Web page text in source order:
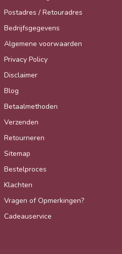
Postadres / Retouradres
Bedrijfsgegevens
Algemene voorwaarden
Privacy Policy
Disclaimer
Blog
Betaalmethoden
Verzenden
Retourneren
Sitemap
Bestelproces
Klachten
Vragen of Opmerkingen?
Cadeauservice